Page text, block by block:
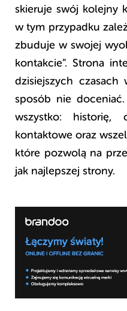
skieruje swój kolejny
w tym przypadku
zbuduje w swojej
kontakcie”. Strona
dzisiejszych
sposób nie
wszystko: historię,
kontaktowe oraz
które pozwolą na
jak najlepszej strony.